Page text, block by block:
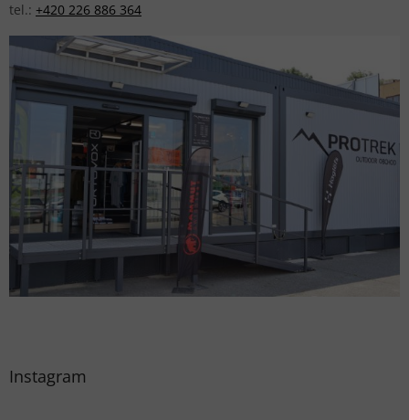
tel.: +420 226 886 364
Instagram